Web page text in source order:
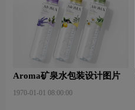
Aroma矿泉水包装设计图片
1970-01-01 08:00:00